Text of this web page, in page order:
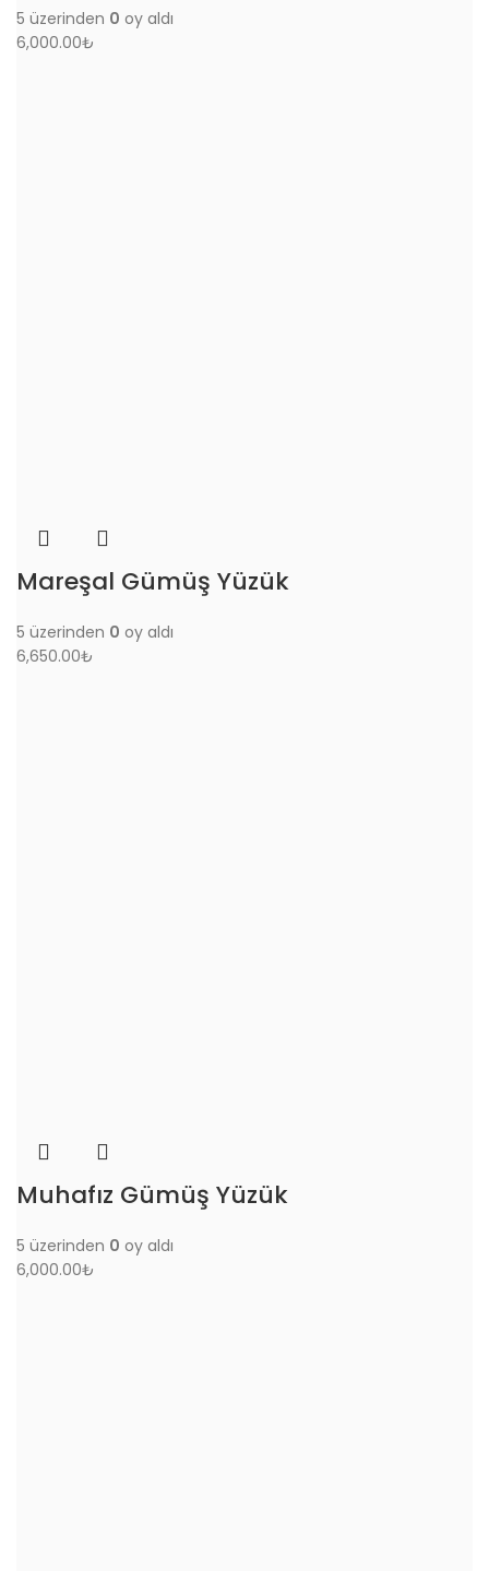
5 üzerinden 0 oy aldı
6,000.00₺
Mareşal Gümüş Yüzük
5 üzerinden 0 oy aldı
6,650.00₺
Muhafız Gümüş Yüzük
5 üzerinden 0 oy aldı
6,000.00₺